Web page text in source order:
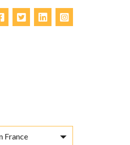
FacebookTwitterLinkedIn
France